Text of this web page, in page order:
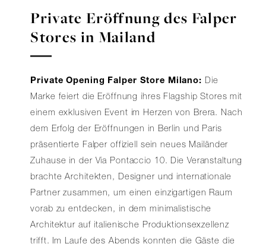
Private Eröffnung des Falper
Stores in Mailand
Private Opening Falper Store Milano: Die
Marke feiert die Eröffnung ihres Flagship Stores mit
einem exklusiven Event im Herzen von Brera. Nach
dem Erfolg der Eröffnungen in Berlin und Paris
präsentierte Falper offiziell sein neues Mailänder
Zuhause in der Via Pontaccio 10. Die Veranstaltung
brachte Architekten, Designer und internationale
Partner zusammen, um einen einzigartigen Raum
vorab zu entdecken, in dem minimalistische
Architektur auf italienische Produktionsexzellenz
trifft. Im Laufe des Abends konnten die Gäste die